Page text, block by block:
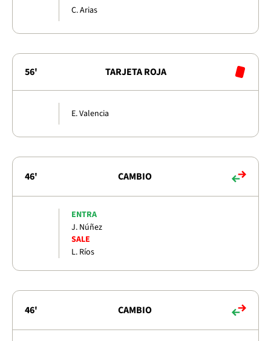
C. Arias
56' TARJETA ROJA
E. Valencia
46' CAMBIO
ENTRA
J. Núñez
SALE
L. Ríos
46' CAMBIO